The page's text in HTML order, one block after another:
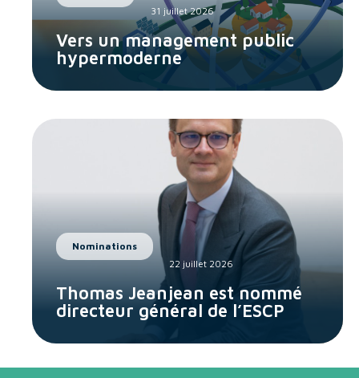
31 juillet 2026
Vers un management public
hypermoderne
Nominations
22 juillet 2026
Thomas Jeanjean est nommé
directeur général de l’ESCP